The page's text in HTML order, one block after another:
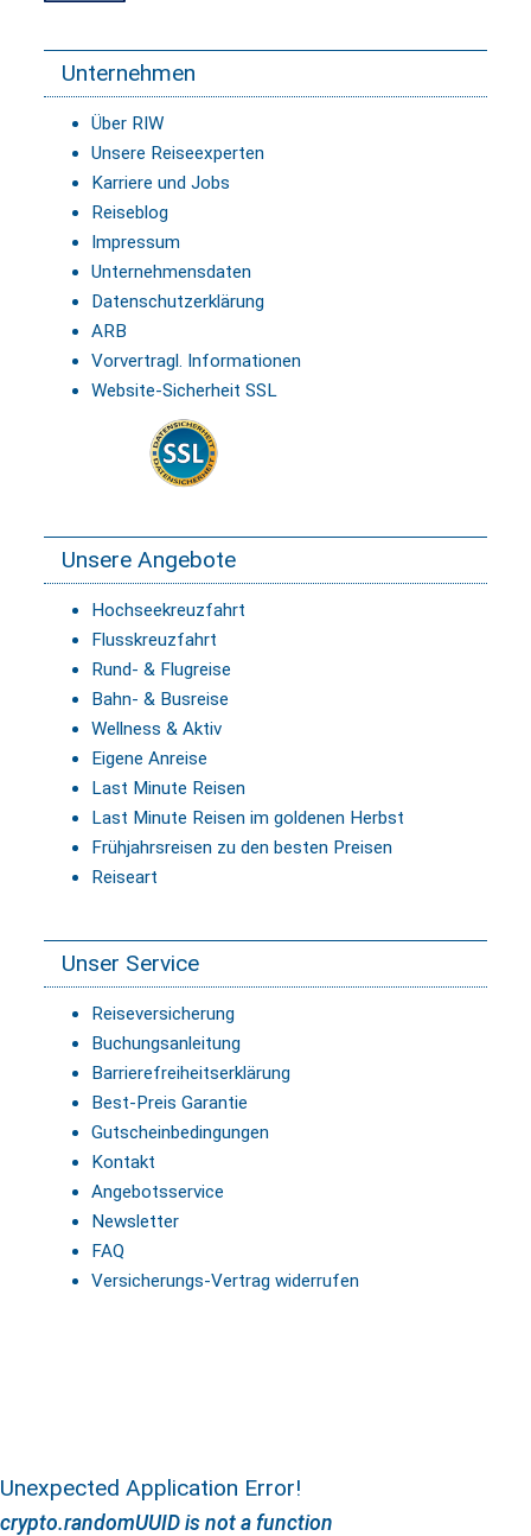
Unternehmen
Über RIW
Unsere Reiseexperten
Karriere und Jobs
Reiseblog
Impressum
Unternehmensdaten
Datenschutzerklärung
ARB
Vorvertragl. Informationen
Website-Sicherheit SSL
Unsere Angebote
Hochseekreuzfahrt
Flusskreuzfahrt
Rund- & Flugreise
Bahn- & Busreise
Wellness & Aktiv
Eigene Anreise
Last Minute Reisen
Last Minute Reisen im goldenen Herbst
Frühjahrsreisen zu den besten Preisen
Reiseart
Unser Service
Reiseversicherung
Buchungsanleitung
Barrierefreiheitserklärung
Best-Preis Garantie
Gutscheinbedingungen
Kontakt
Angebotsservice
Newsletter
FAQ
Versicherungs-Vertrag widerrufen
Unexpected Application Error!
crypto.randomUUID is not a function